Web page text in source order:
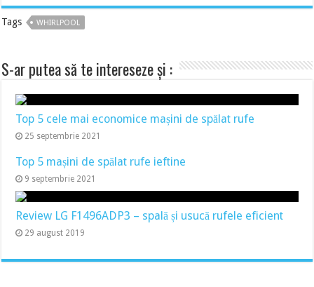
Tags WHIRLPOOL
S-ar putea să te intereseze și :
Top 5 cele mai economice mașini de spălat rufe
25 septembrie 2021
Top 5 mașini de spălat rufe ieftine
9 septembrie 2021
Review LG F1496ADP3 – spală și usucă rufele eficient
29 august 2019